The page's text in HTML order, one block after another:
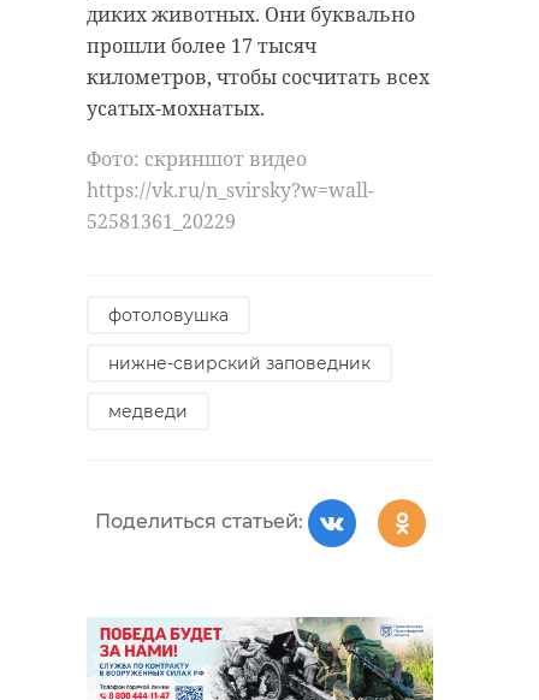
диких животных. Они буквально
прошли более 17 тысяч
километров, чтобы сосчитать всех
усатых-мохнатых.
Фото: скриншот видео
https://vk.ru/n_svirsky?w=wall-
52581361_20229
фотоловушка
нижне-свирский заповедник
медведи
Поделиться статьей: